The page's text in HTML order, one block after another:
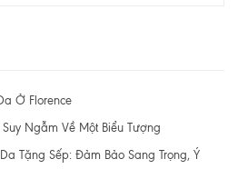
Ở Florence
Ngẫm Về Một Biểu Tượng
Tặng Sếp: Đảm Bảo Sang Trọng, Ý